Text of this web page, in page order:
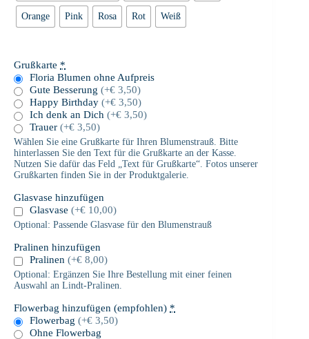
Orange Pink Rosa Rot Weiß
Grußkarte *
Floria Blumen ohne Aufpreis
Gute Besserung (+€ 3,50)
Happy Birthday (+€ 3,50)
Ich denk an Dich (+€ 3,50)
Trauer (+€ 3,50)
Wählen Sie eine Grußkarte für Ihren Blumenstrauß. Bitte
hinterlassen Sie den Text für die Grußkarte an der Kasse.
Nutzen Sie dafür das Feld „Text für Grußkarte“. Fotos unserer
Grußkarten finden Sie in der Produktgalerie.
Glasvase hinzufügen
Glasvase (+€ 10,00)
Optional: Passende Glasvase für den Blumenstrauß
Pralinen hinzufügen
Pralinen (+€ 8,00)
Optional: Ergänzen Sie Ihre Bestellung mit einer feinen
Auswahl an Lindt-Pralinen.
Flowerbag hinzufügen (empfohlen) *
Flowerbag (+€ 3,50)
Ohne Flowerbag